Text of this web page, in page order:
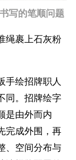
写的笔顺问题
绳裹上石灰粉
手绘招牌职人
同。招牌绘字
是由外而内
完成外围，再
、空间分布与